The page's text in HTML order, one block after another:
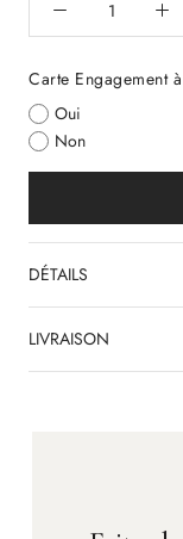
Carte Engagement
Oui
Non
DÉTAILS
LIVRAISON